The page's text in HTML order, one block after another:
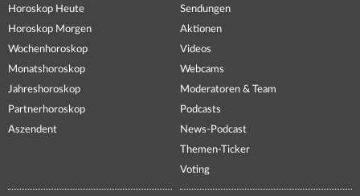
Horoskop Heute
Horoskop Morgen
Wochenhoroskop
Monatshoroskop
Jahreshoroskop
Partnerhoroskop
Aszendent
Sendungen
Aktionen
Videos
Webcams
Moderatoren & Team
Podcasts
News-Podcast
Themen-Ticker
Voting